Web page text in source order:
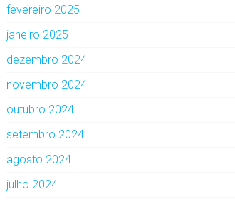
fevereiro 2025
janeiro 2025
dezembro 2024
novembro 2024
outubro 2024
setembro 2024
agosto 2024
julho 2024